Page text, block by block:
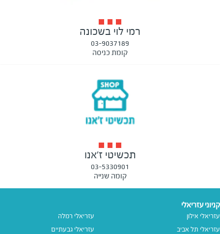
רמי לוי בשכונה
03-9037189
קומת כניסה
תכשיטי ז'אנו
03-5330901
קומה שנייה
קניוני עזריאלי
עזריאלי אילון
עזריאלי תל אביב
עזריאלי רמלה
עזריאלי גבעתיים